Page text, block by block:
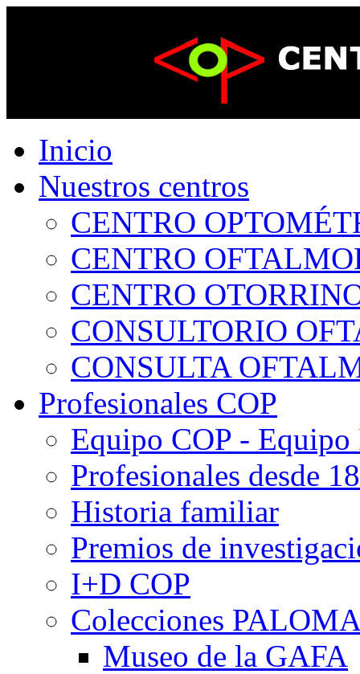
Inicio
Nuestros centros
CENTRO
CENTRO
CENTRO
CONSULTORIO
CONSULTA
Profesionales COP
Equipo COP -
Profesionales desde
Historia familiar
Premios de
I+D COP
Colecciones
Museo de la GAFA